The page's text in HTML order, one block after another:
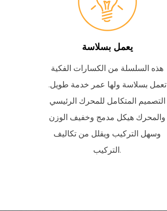
يعمل بسلاسة
هذه السلسلة من الكسارات الفكية
تعمل بسلاسة ولها عمر خدمة طويل.
التصميم المتكامل للمحرك الرئيسي
والمحرك هيكل مدمج وخفيف الوزن
وسهل التركيب ويقلل من تكاليف
التركيب.